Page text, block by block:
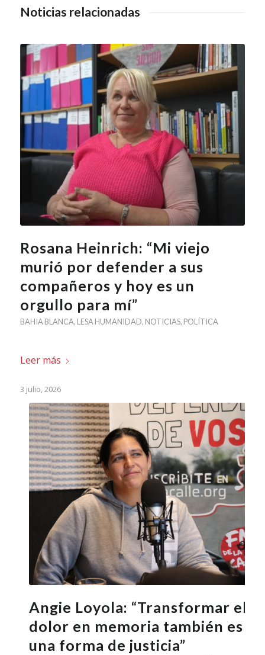
Noticias relacionadas
Rosana Heinrich: “Mi viejo
murió por defender a sus
compañeros y hoy es un
orgullo para mí”
BAHIA BLANCA, LESA HUMANIDAD, NOTICIAS, POLÍTICA
Leer más
3 julio, 2026
Angie Loyola: “Transformar el
dolor en memoria también es
una forma de justicia”